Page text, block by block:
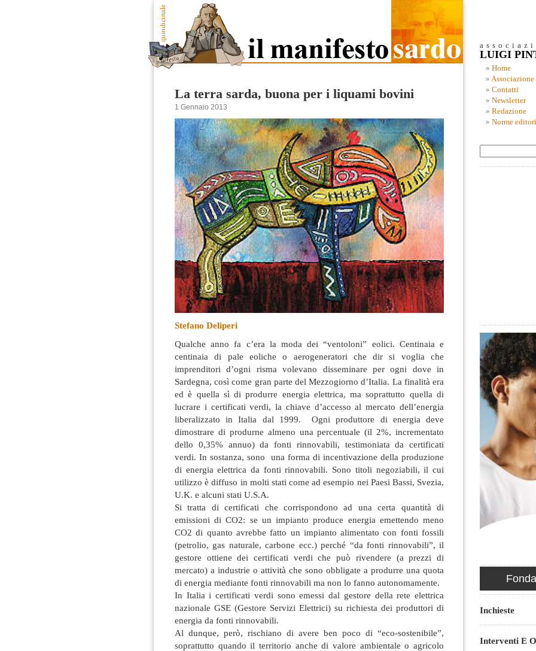
La terra sarda, buona per i liquami bovini
1 Gennaio 2013
Stefano Deliperi
Qualche anno fa c’era la moda dei “ventoloni” eolici. Centinaia e
centinaia di pale eoliche o aerogeneratori che dir si voglia che
imprenditori d’ogni risma volevano disseminare per ogni dove in
Sardegna, così come gran parte del Mezzogiorno d’Italia. La finalità era
ed è quella sì di produrre energia elettrica, ma soprattutto quella di
lucrare i certificati verdi, la chiave d’accesso al mercato dell’energia
liberalizzato in Italia dal 1999. Ogni produttore di energia deve
dimostrare di produrne almeno una percentuale (il 2%, incrementato
dello 0,35% annuo) da fonti rinnovabili, testimoniata da certificati
verdi. In sostanza, sono una forma di incentivazione della produzione
di energia elettrica da fonti rinnovabili. Sono titoli negoziabili, il cui
utilizzo è diffuso in molti stati come ad esempio nei Paesi Bassi, Svezia,
U.K. e alcuni stati U.S.A.
Si tratta di certificati che corrispondono ad una certa quantità di
emissioni di CO2: se un impianto produce energia emettendo meno
CO2 di quanto avrebbe fatto un impianto alimentato con fonti fossili
(petrolio, gas naturale, carbone ecc.) perché “da fonti rinnovabili”, il
gestore ottiene dei certificati verdi che può rivendere (a prezzi di
mercato) a industrie o attività che sono obbligate a produrre una quota
di energia mediante fonti rinnovabili ma non lo fanno autonomamente.
In Italia i certificati verdi sono emessi dal gestore della rete elettrica
nazionale GSE (Gestore Servizi Elettrici) su richiesta dei produttori di
energia da fonti rinnovabili.
Al dunque, però, rischiano di avere ben poco di “eco-sostenibile”,
soprattutto quando il territorio anche di valore ambientale o agricolo
LUIGI
Home
Associazione
Contatti
Newsletter
Redazione
Norme
Inchieste
Interventi E